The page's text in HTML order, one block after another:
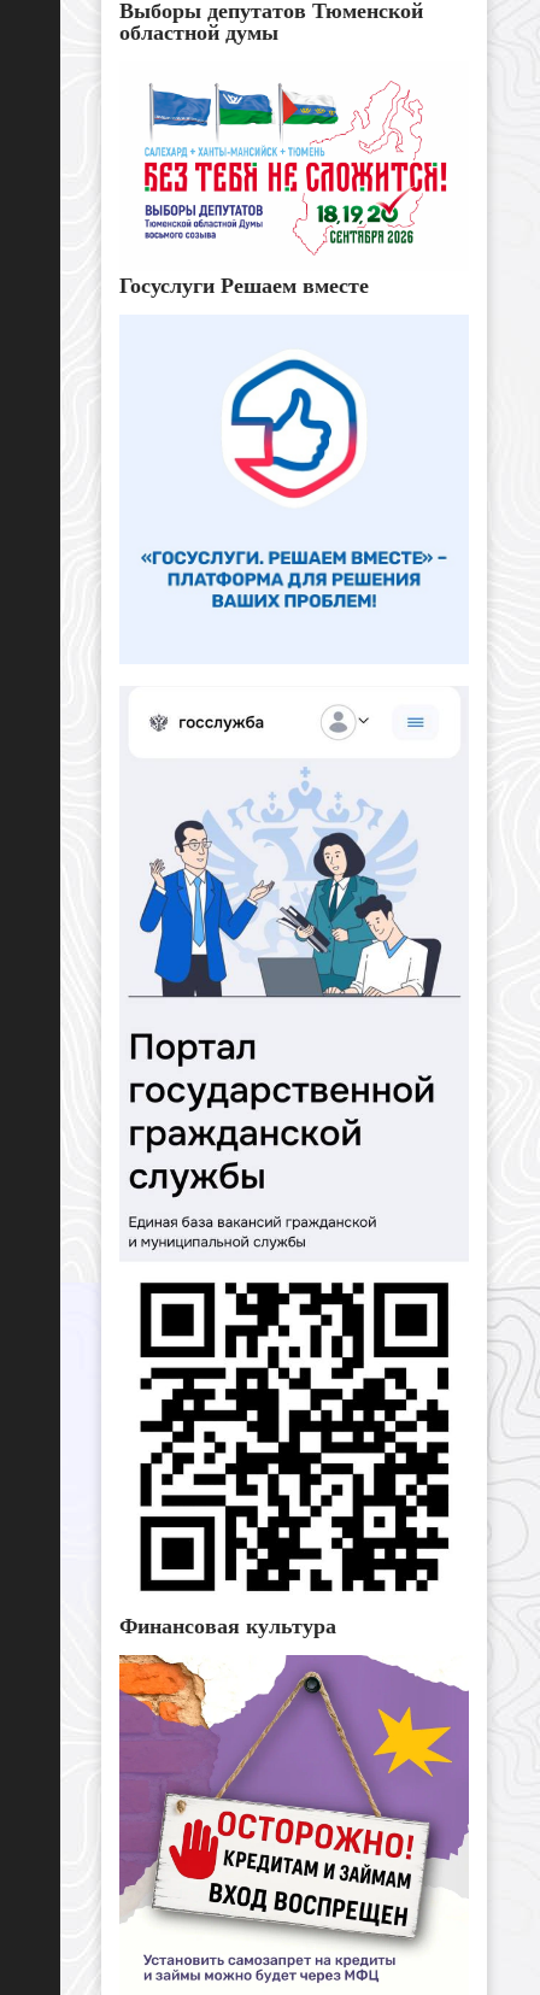
Выборы депутатов Тюменской
областной думы
Госуслуги Решаем вместе
Финансовая культура